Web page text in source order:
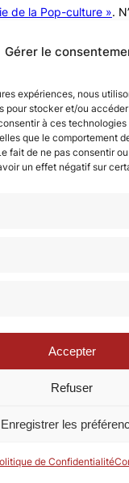
Gérer le
expériences, nous
pour stocker et/ou
à ces
que le comportement
fait de ne pas consentir
un effet négatif sur
Accepter
Refuser
Enregistrer les
de Confidentialité
de la Pop-culture ».
2018 – 2026 |